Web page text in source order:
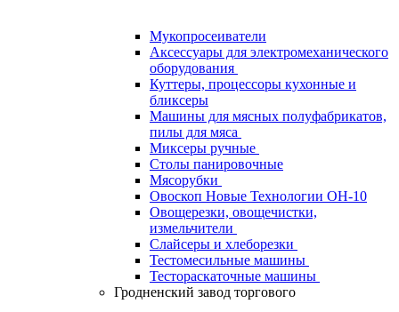
Мукопросеиватели
Аксессуары для электромеханического
оборудования
Куттеры, процессоры кухонные и
бликсеры
Машины для мясных полуфабрикатов,
пилы для мяса
Миксеры ручные
Столы панировочные
Мясорубки
Овоскоп Новые Технологии ОН-10
Овощерезки, овощечистки,
измельчители
Слайсеры и хлеборезки
Тестомесильные машины
Тестораскаточные машины
Гродненский завод торгового